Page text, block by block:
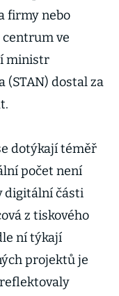
firmy nebo
ve
ministr
(STAN) dostal za
dotýkají téměř
počet není
digitální části
z tiskového
ní týkají
projektů je